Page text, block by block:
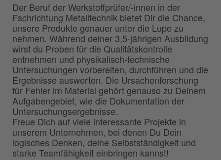
Der Beruf der Werkstoffprüfer/-innen in der
Fachrichtung Metalltechnik bietet Dir die Chance,
unsere Produkte genauer unter die Lupe zu
nehmen. Während deiner 3,5-jährigen Ausbildung
wirst du Proben für die Qualitätskontrolle
entnehmen und physikalisch-technische
Untersuchungen vorbereiten, durchführen und die
Ergebnisse auswerten. Die Ursachenforschung
für Fehler im Material gehört genauso zu Deinem
Aufgabengebiet, wie die Dokumentation der
Untersuchungsergebnisse.
Freue Dich auf viele interessante Projekte in
unserem Unternehmen, bei denen Du Dein
logisches Denken, deine Selbstständigkeit und
starke Teamfähigkeit einbringen kannst!